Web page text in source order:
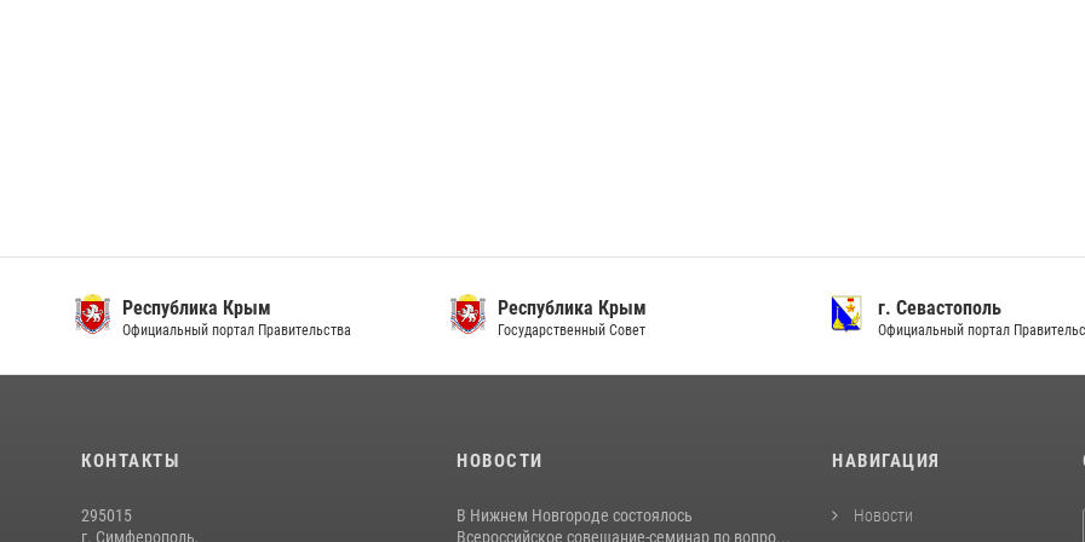
Республика Крым
Официальный портал Правительства
Республика Крым
Государственный Совет
г. Севастополь
Официальный портал
КОНТАКТЫ
295015
г. Симферополь,
НОВОСТИ
В Нижнем Новгороде состоялось
Всероссийское совещание-семинар по вопро...
НАВИГАЦИЯ
Новости